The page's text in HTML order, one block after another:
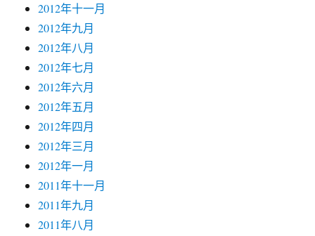
2012年十一月
2012年九月
2012年八月
2012年七月
2012年六月
2012年五月
2012年四月
2012年三月
2012年一月
2011年十一月
2011年九月
2011年八月